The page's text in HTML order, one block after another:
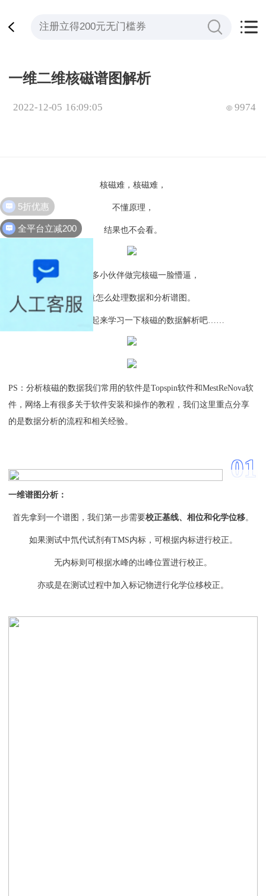
一维二维核磁谱图解析
2022-12-05 16:09:05 9974
核磁难，核磁难，
不懂原理，
结果也不会看。
相信很多小伙伴做完核磁一脸懵逼，
不知道怎么处理数据和分析谱图。
话不多说，一起来学习一下核磁的数据解析吧……
PS：分析核磁的数据我们常用的软件是Topspin软件和MestReNova软
件，网络上有很多关于软件安装和操作的教程，我们这里重点分享
的是数据分析的流程和相关经验。
01
一维谱图分析：
首先拿到一个谱图，我们第一步需要校正基线、相位和化学位移。
如果测试中氘代试剂有TMS内标，可根据内标进行校正。
无内标则可根据水峰的出峰位置进行校正。
亦或是在测试过程中加入标记物进行化学位移校正。
全平台立减200